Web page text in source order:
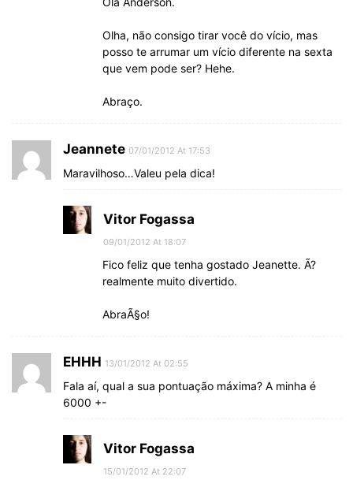
Olha, não consigo tirar você do vício, mas
posso te arrumar um vício diferente na sexta
que vem pode ser? Hehe.
Abraço.
Jeannete 07/01/2012 At 17:53
Maravilhoso…Valeu pela dica!
Vitor Fogassa
09/01/2012 At 18:07
Fico feliz que tenha gostado Jeanette. Ã?
realmente muito divertido.
AbraÃ§o!
EHHH 13/01/2012 At 02:55
Fala aí, qual a sua pontuação máxima? A minha é
6000 +-
Vitor Fogassa
15/01/2012 At 22:07